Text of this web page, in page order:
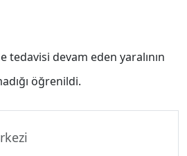
tedavisi devam eden yaralının
öğrenildi.